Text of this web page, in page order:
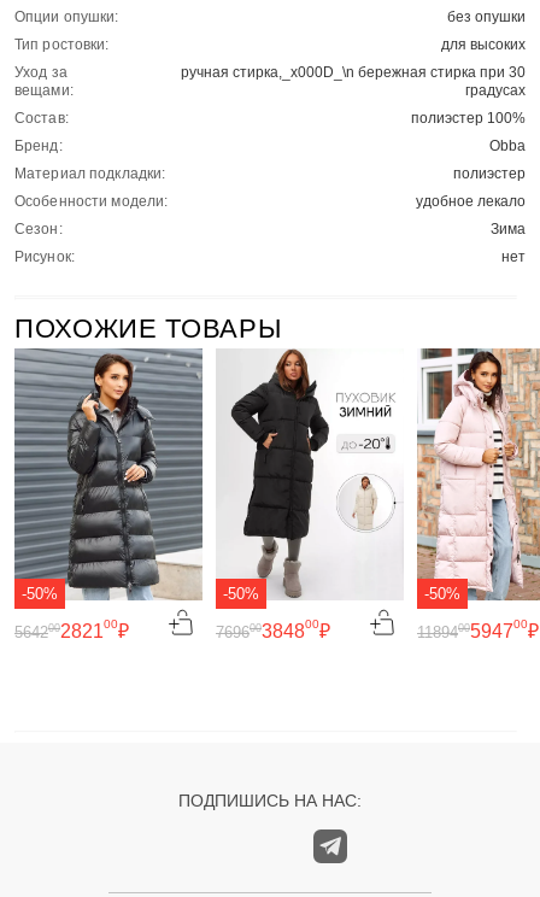
Опции опушки:
без опушки
Тип ростовки:
для высоких
Уход за
вещами:
ручная стирка,_x000D_\n бережная стирка при 30
градусах
Состав:
полиэстер 100%
Бренд:
Obba
Материал подкладки:
полиэстер
Особенности модели:
удобное лекало
Сезон:
Зима
Рисунок:
нет
ПОХОЖИЕ ТОВАРЫ
-50%
282100₽
564200
-50%
384800₽
769600
-50%
594700₽
1189400
ПОДПИШИСЬ НА НАС: